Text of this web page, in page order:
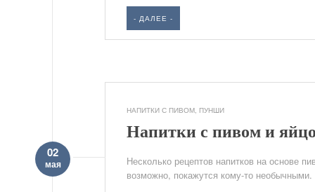
- ДАЛЕЕ -
НАПИТКИ С ПИВОМ, ПУНШИ
Напитки с пивом и
02
мая
Несколько рецептов напитков на основе
возможно, покажутся кому-то